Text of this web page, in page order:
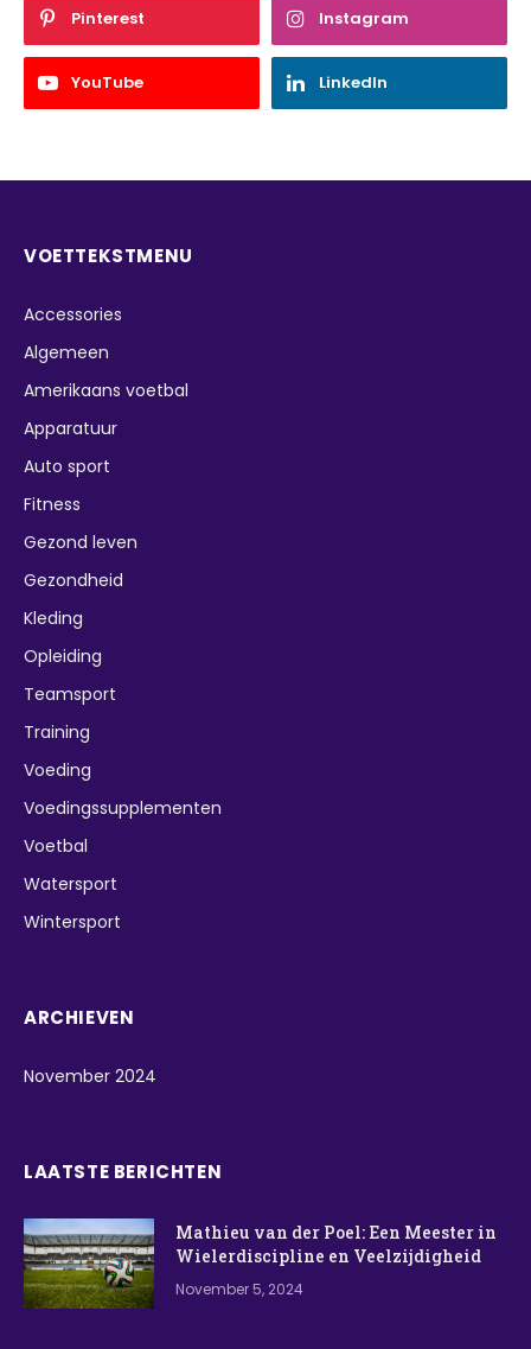
Pinterest Instagram
YouTube LinkedIn
VOETTEKSTMENU
Accessories
Algemeen
Amerikaans voetbal
Apparatuur
Auto sport
Fitness
Gezond leven
Gezondheid
Kleding
Opleiding
Teamsport
Training
Voeding
Voedingssupplementen
Voetbal
Watersport
Wintersport
ARCHIEVEN
November 2024
LAATSTE BERICHTEN
Mathieu van der Poel: Een Meester in
Wielerdiscipline en Veelzijdigheid
November 5, 2024